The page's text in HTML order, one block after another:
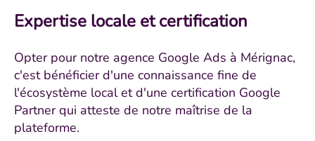
Expertise locale et certification
Opter pour notre agence Google Ads à Mérignac,
c'est bénéficier d'une connaissance fine de
l'écosystème local et d'une certification Google
Partner qui atteste de notre maîtrise de la
plateforme.